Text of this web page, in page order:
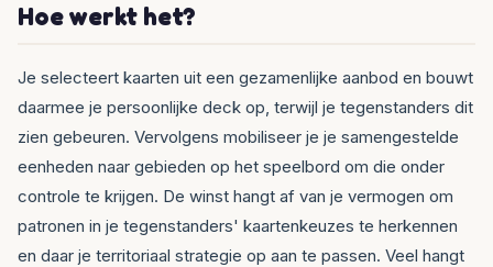
Hoe werkt het?
Je selecteert kaarten uit een gezamenlijke aanbod en bouwt
daarmee je persoonlijke deck op, terwijl je tegenstanders dit
zien gebeuren. Vervolgens mobiliseer je je samengestelde
eenheden naar gebieden op het speelbord om die onder
controle te krijgen. De winst hangt af van je vermogen om
patronen in je tegenstanders' kaartenkeuzes te herkennen
en daar je territoriaal strategie op aan te passen. Veel hangt